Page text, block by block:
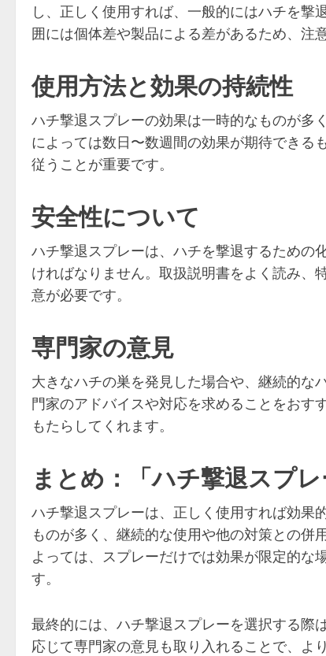
し、正しく使用すれば、一般的にはハチを
囲には個体差や製品による差があるため、注
使用方法と効果の持続性
ハチ撃退スプレーの効果は一時的なものが多
によっては数日〜数週間の効果が期待できる
従うことが重要です。
安全性について
ハチ撃退スプレーは、ハチを撃退するための
ければなりません。取扱説明書をよく読み、
意が必要です。
専門家の意見
大きなハチの巣を発見した場合や、継続的な
門家のアドバイスや対応を求めることをおす
もたらしてくれます。
まとめ：「ハチ撃退スプ
ハチ撃退スプレーは、正しく使用すれば効果
ものが多く、継続的な使用や他の対策との
よっては、スプレーだけでは効果が限定的な
す。
最終的には、ハチ撃退スプレーを選択する際
応じて専門家の意見も取り入れることで、よ